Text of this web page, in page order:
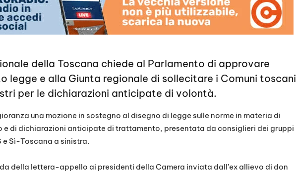
della Toscana chiede al Parlamento di approvare
legge e alla Giunta regionale di sollecitare i Comuni toscani
per le dichiarazioni anticipate di volontà.
una mozione in sostegno al disegno di legge sulle norme in materia di
e di dichiarazioni anticipate di trattamento, presentata da consiglieri dei gruppi
e Sì-Toscana a sinistra.
della lettera-appello ai presidenti della Camera inviata dall’ex allievo di don